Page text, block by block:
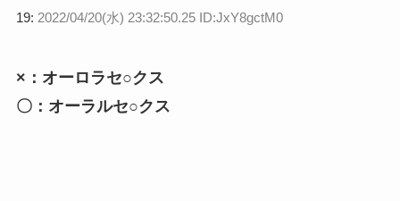
19: 2022/04/20(水) 23:32:50.25 ID:JxY8gctM0
×：オーロラセ○クス
〇：オーラルセ○クス